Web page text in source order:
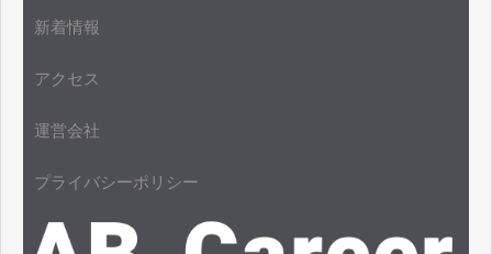
新着情報
アクセス
運営会社
プライバシーポリシー